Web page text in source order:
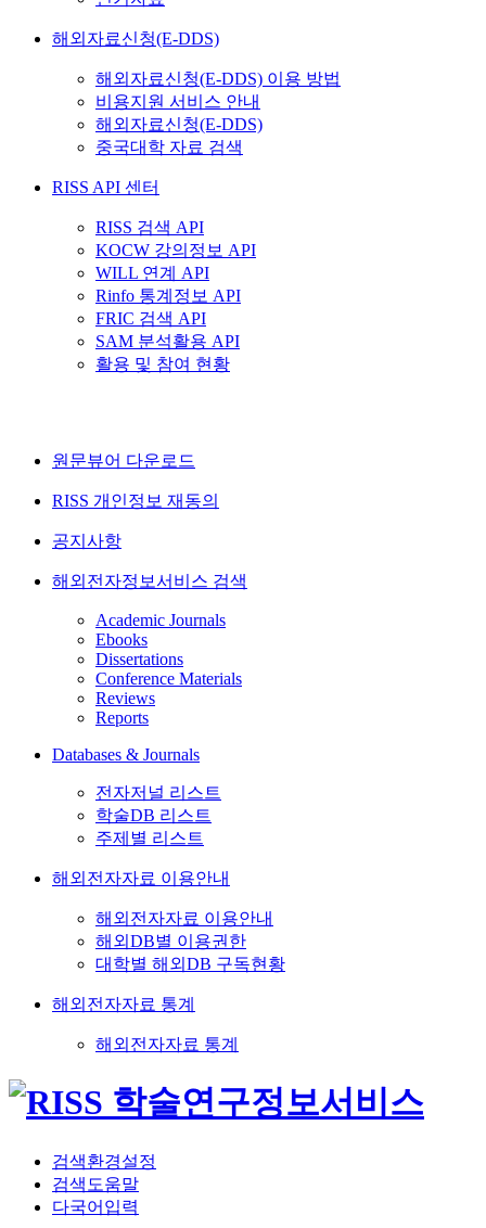
해외자료신청(E-DDS)
해외자료신청(E-DDS) 이용 방법
비용지원 서비스 안내
해외자료신청(E-DDS)
중국대학 자료 검색
RISS API 센터
RISS 검색 API
KOCW 강의정보 API
WILL 연계 API
Rinfo 통계정보 API
FRIC 검색 API
SAM 분석활용 API
활용 및 참여 현황
원문뷰어 다운로드
RISS 개인정보 재동의
공지사항
해외전자정보서비스 검색
Academic Journals
Ebooks
Dissertations
Conference Materials
Reviews
Reports
Databases & Journals
전자저널 리스트
학술DB 리스트
주제별 리스트
해외전자자료 이용안내
해외전자자료 이용안내
해외DB별 이용권한
대학별 해외DB 구독현황
해외전자자료 통계
해외전자자료 통계
검색환경설정
검색도움말
다국어입력